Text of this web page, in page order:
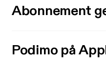
Abonnement
Podimo på